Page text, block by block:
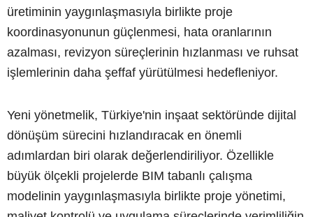
üretiminin yaygınlaşmasıyla birlikte proje
koordinasyonunun güçlenmesi, hata oranlarının
azalması, revizyon süreçlerinin hızlanması ve ruhsat
işlemlerinin daha şeffaf yürütülmesi hedefleniyor.
Yeni yönetmelik, Türkiye'nin inşaat sektöründe dijital
dönüşüm sürecini hızlandıracak en önemli
adımlardan biri olarak değerlendiriliyor. Özellikle
büyük ölçekli projelerde BIM tabanlı çalışma
modelinin yaygınlaşmasıyla birlikte proje yönetimi,